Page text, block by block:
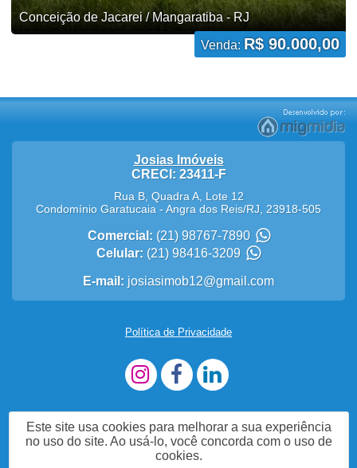
Conceição de Jacarei / Mangaratiba - RJ
Venda: R$ 90.000,00
Josias Imóveis
CRECI: 23411-F
Rua B, Quadra A, Lote 12
Condomínio Garatucaia -Angra dos Reis/RJ 23918-505
Comercial: (21) 98767-7890
Celular: (21) 98416-3209
E-mail: josiasimob12@gmail.com
Política de Privacidade
Este site usa cookies para melhorar a sua experiência
no uso do site. Ao usá-lo, você concorda com o uso de
cookies.